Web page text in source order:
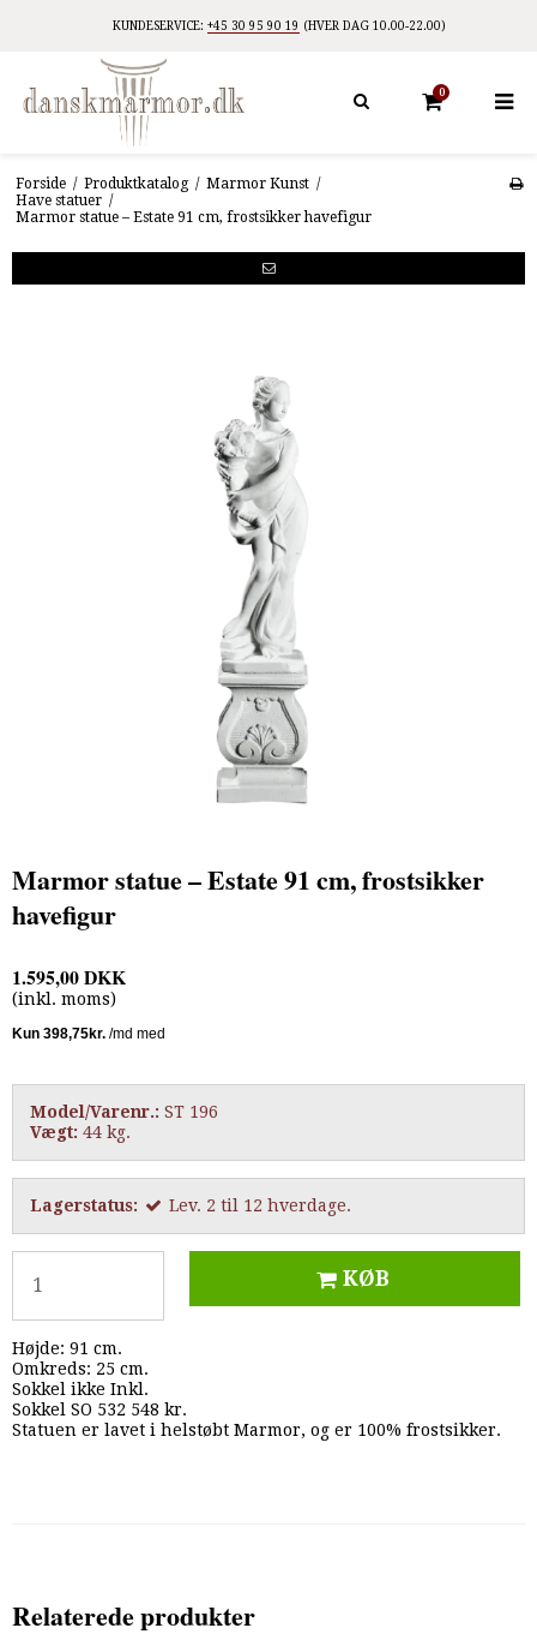
KUNDESERVICE: +45 30 95 90 19 (HVER DAG 10.00-22.00)
0
Forside / Produktkatalog / Marmor Kunst /
Have statuer /
Marmor statue – Estate 91 cm, frostsikker havefigur
Marmor statue – Estate 91 cm, frostsikker
havefigur
1.595,00 DKK
(inkl. moms)
Model/Varenr.: ST 196
Vægt: 44 kg.
Lagerstatus: Lev. 2 til 12 hverdage.
KØB
Højde: 91 cm.
Omkreds: 25 cm.
Sokkel ikke Inkl.
Sokkel SO 532 548 kr.
Statuen er lavet i helstøbt Marmor, og er 100% frostsikker.
Relaterede produkter